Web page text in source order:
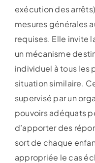
exécution des
mesures générales
requises. Elle invite
un mécanisme
individuel à tous les
situation similaire.
supervisé par un
pouvoirs adéquats
d’apporter des
sort de chaque
appropriée le cas